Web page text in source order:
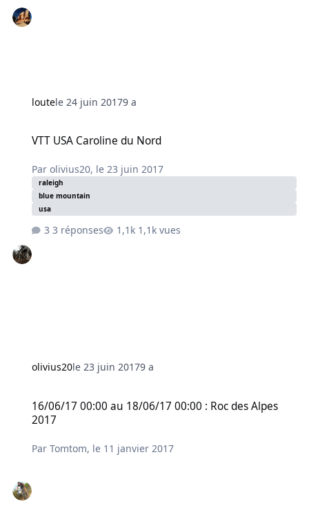
loutele 24 juin 20179 a
VTT USA Caroline du Nord
Parolivius20, le 23 juin 2017
raleigh
blue mountain
usa
3 réponses 1,1k vues
olivius20le 23 juin 20179 a
16/06/17 00:00 au 18/06/17 00:00 : Roc des Alpes
2017
ParTomtom, le 11 janvier 2017